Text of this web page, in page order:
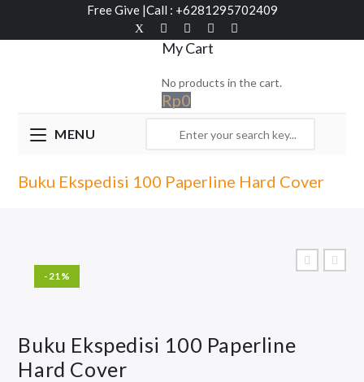
Free Give |Call : +6281295702409
My Cart
No products in the cart.
Rp0
MENU
Buku Ekspedisi 100 Paperline Hard Cover
-21%
Buku Ekspedisi 100 Paperline
Hard Cover